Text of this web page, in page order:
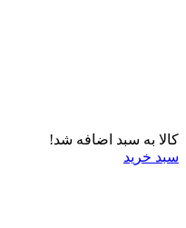
کالا به سبد اضافه شد!
سبد خرید